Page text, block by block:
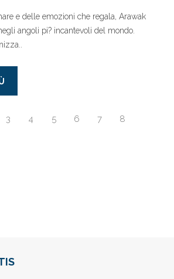
e delle emozioni che regala, Arawak
angoli pi? incantevoli del mondo.
3 4 5 6 7 8